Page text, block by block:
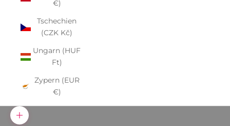
€)
Tschechien
(CZK Kč)
Ungarn (HUF
Ft)
Zypern (EUR
€)
Bild vergrößern